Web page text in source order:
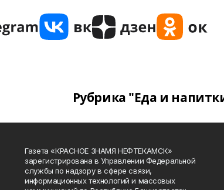
Рубрика "Еда и
Газета «КРАСНОЕ ЗНАМЯ НЕФТЕКАМСК»
зарегистрирована в Управлении Федеральной
службы по надзору в сфере связи,
информационных технологий и массовых